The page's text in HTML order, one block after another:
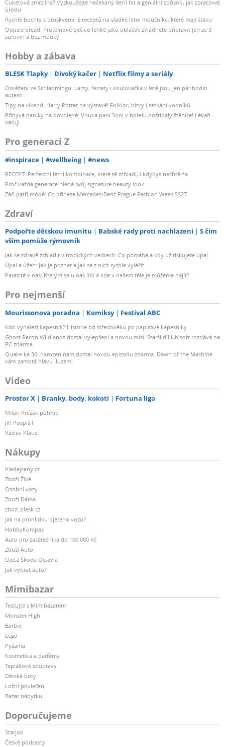
Cuketová zmrzlina? Vyzkoušejte nečekaný letní hit a geniální způsob, jak zpracovat
úrodu
Rychlé buchty s broskvemi: 5 receptů na sladké letní moučníky, které mají šťávu
Oopsie bread: Proteinové pečivo lehké jako obláček zvládnete připravit jen ze 3
surovin a bez mouky
Hobby a zábava
BLESK Tlapky Divoký kačer Netflix filmy a seriály
Osvěžení ve Schladmingu: Lamy, ferraty i koulovačka v létě jsou jen pár hodin
autem
Tipy na víkend: Harry Potter na výstavě! Folklor, bitvy i setkání vodníků
Přibývá paniky na dovolené: Vnuka paní Soni v hotelu poštípaly štěnice! Lékaři
varují
Pro generaci Z
#inspirace #wellbeing #news
RECEPT: Perfektní letní kombinace, které tě zchladí, i kdybys nechtěl*a
Proč každá generace hledá svůj signature beauty look
Září patří módě: Co přinese Mercedes-Benz Prague Fashion Week SS27
Zdraví
Podpořte dětskou imunitu Babské rady proti nachlazení
S čím
vším pomůže rýmovník
Jak se zdravě zchladit v tropických vedrech: Co pomáhá a kdy už riskujete úpal
Úpal a úžeh: Jak je poznat a jak se z nich rychle vyléčit
Parazité v nás: Kterým se u nás líbí a kde v našem těle je můžeme najít?
Pro nejmenší
Mourissonova poradna Komiksy Festival ABC
Kdo vynalezl kapesník? Historie od středověku po papírové kapesníky
Ghost Recon Wildlands dostal vylepšení a novou misi. Starší díl Ubisoft rozdává na
PC zdarma
Quake ke 30. narozeninám dostal novou epizodu zdarma. Dawn of the Machine
vám zamotá hlavu iluzemi
Video
Prostor X Branky, body, kokoti Fortuna liga
Milan Knížák pohřeb
Jiří Pospíšil
Václav Klaus
Nákupy
hledejceny.cz
Zboží Živě
Osobní vozy
Zboží Dáma
zbozi.blesk.cz
Jak na prohlídku ojetého vozu?
HobbyKompas
Auto pro začátečníka do 100 000 Kč
Zboží Auto
Ojetá Škoda Octavia
Jak vybrat auto?
Mimibazar
Testujte s Mimibazarem
Monster High
Barbie
Lego
Pyžama
Kosmetika a parfémy
Teplákové soupravy
Dětské boty
Ložní povlečení
Bazar nábytku
Doporučujeme
Starjob
České podcasty